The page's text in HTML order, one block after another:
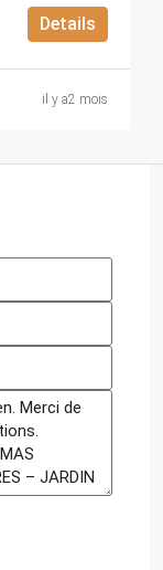
Details
il y a2 mois